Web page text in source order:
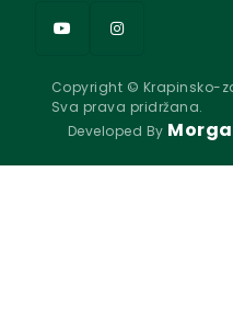
Copyright © Krapinsko-
Sva prava pridržana.
Developed By